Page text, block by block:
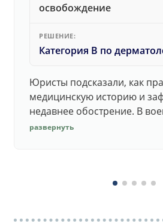
освобождение
РЕШЕНИЕ:
Категория В по
Юристы подсказали, как
медицинскую историю и
недавнее обострение. В
дерматолог принял
развернуть